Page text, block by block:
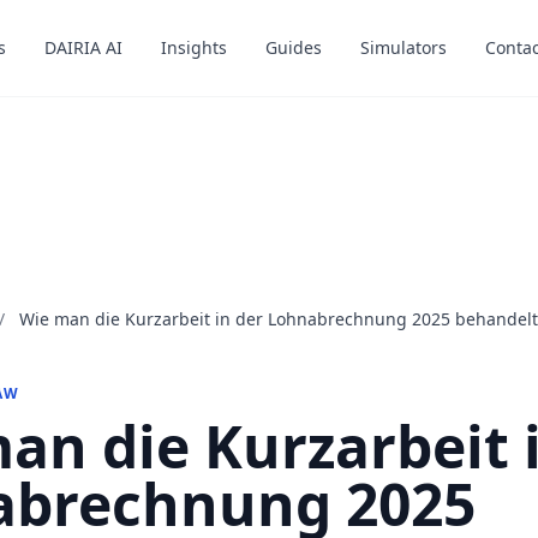
DAIRIA AI Insights Guides Simulators
DAIRIA AI Insights Guides Simulators
/
Wie man die Kurzarbeit in der Lohnabrechnung 2025
die Kurzarbeit
2025